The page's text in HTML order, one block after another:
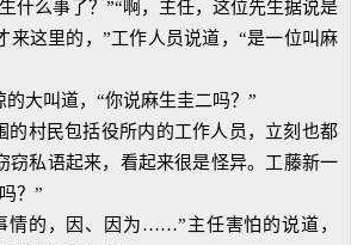
什么事了？”“啊，主任，这位先生据说是
来这里的，”工作人员说道，“是一位叫麻
大叫道，“你说麻生圭二吗？”
民包括役所内的工作人员，立刻也都
窃私语起来，看起来很是怪异。工藤新一
？”
的，因、因为……”主任害怕的说道，